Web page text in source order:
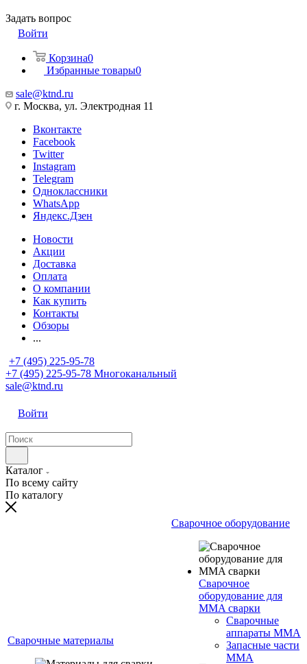
Задать вопрос
Войти
Корзина0
Избранные товары0
sale@ktnd.ru
г. Москва, ул. Электродная 11
Вконтакте
Facebook
Twitter
Instagram
Telegram
Одноклассники
WhatsApp
Яндекс.Дзен
Новости
Акции
Доставка
Оплата
О компании
Как купить
Контакты
Обзоры
...
+7 (495) 225-95-78
+7 (495) 225-95-78 Многоканальный
sale@ktnd.ru
Войти
Каталог
По всему сайту
По каталогу
Сварочные материалы
Сварочное оборудование
Сварочное
оборудование для
MMA сварки
Сварочные
аппараты MMA
Запасные части
MMA